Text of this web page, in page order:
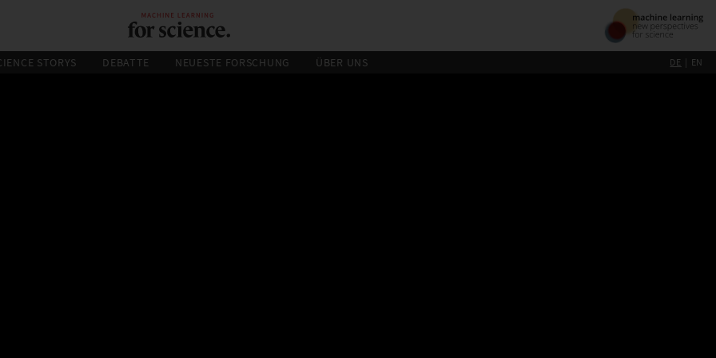
STORYS DEBATTE NEUESTE FORSCHUNG ÜBER UNS DE EN